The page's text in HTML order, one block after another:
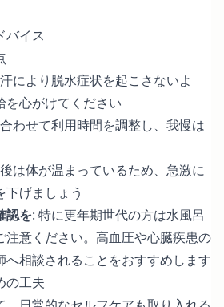
バイス
により脱水症状を起こさないよ
を心がけてください
わせて利用時間を調整し、我慢は
は体が温まっているため、急激に
げましょう
認を: 特に更年期世代の方は水風呂
注意ください。高血圧や心臓疾患の
へ相談されることをおすすめします
の工夫